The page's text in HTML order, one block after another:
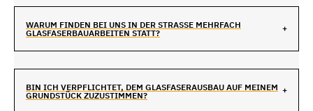
WARUM FINDEN BEI UNS IN DER STRASSE MEHRFACH G
LASFASERBAUARBEITEN STATT?
BIN ICH VERPFLICHTET, DEM GLASFASERAUSBAU AUF MEINEM
GRUNDSTÜCK ZUZUSTIMMEN?